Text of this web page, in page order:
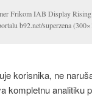
Frikom IAB Display Rising
b92.net/superzena
korisnika, ne
kompletnu analitiku